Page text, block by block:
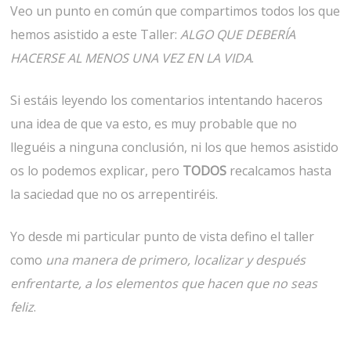
Veo un punto en común que compartimos todos los que
hemos asistido a este Taller:ALGO QUE DEBERÍA
HACERSE AL MENOS UNA VEZ EN LA VIDA.
Si estáis leyendo los comentarios intentando haceros
una idea de que va esto, es muy probable que no
lleguéis a ninguna conclusión, ni los que hemos asistido
os lo podemos explicar, pero TODOS recalcamos hasta
la saciedad que no os arrepentiréis.
Yo desde mi particular punto de vista defino el taller
como una manera de primero, localizar y después
enfrentarte, a los elementos que hacen que no seas
feliz.